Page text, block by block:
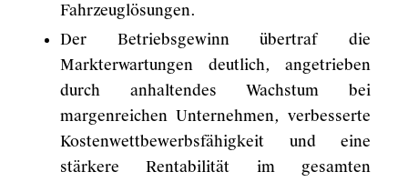
Fahrzeuglösungen.
Der Betriebsgewinn übertraf die
Markterwartungen deutlich, angetrieben
durch anhaltendes Wachstum bei
margenreichen Unternehmen, verbesserte
Kostenwettbewerbsfähigkeit und eine
stärkere Rentabilität im gesamten